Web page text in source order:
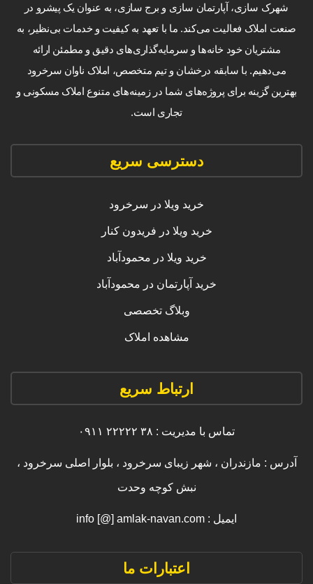
شهرک سازی، آپارتمان سازی و برج سازی، به عنوان یک پیشرو در
صنعت املاک فعالیت می‌کند. ما با تعهد به کیفیت و خدمات بی‌نظیر، به
مشتریان خود خانه‌ها و سرمایه‌گذاری‌های دقیق و مطمئن ارائه
می‌دهیم. با سابقه درخشان و تیم متخصص، املاک ناوان سرخرود
بهترین گزینه برای پروژه‌های شما در زمینه‌های متنوع املاک مسکونی و
تجاری است.
دسترسی سریع
خرید ویلا در سرخرود
خرید ویلا در فریدون کنار
خرید ویلا در محمودآباد
خرید آپارتمان در محمودآباد
وبلاگ تخصصی
مشاهده املاک
ارتباط سریع
تماس با مدیریت : ۳۸ ۲۲۲۲۲ ۰۹۱۱
آدرس : مازندران ، شهر زیبای سرخرود ، بلوار اصلی سرخرود ،
نبش کوچه وحدت
ایمیل : info [@] amlak-navan.com
اعتبارات ما